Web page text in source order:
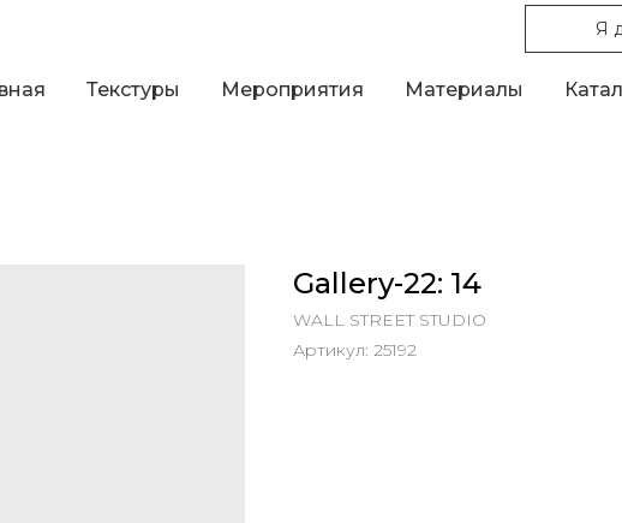
Я
Текстуры Мероприятия Материалы
Gallery-22: 14
WALL STREET STUDIO
Артикул: 25192